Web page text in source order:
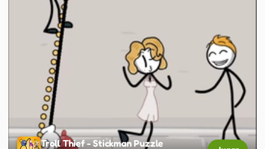
Troll Thief - Stickman Puzzle